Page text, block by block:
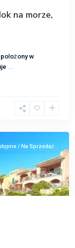
na morze,
w
...
/ Na Sprzedaż